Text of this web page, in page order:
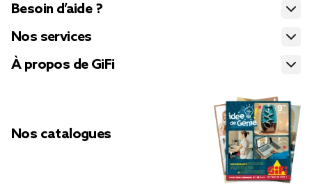
Besoin d’aide ?
Nos services
À propos de GiFi
Nos catalogues